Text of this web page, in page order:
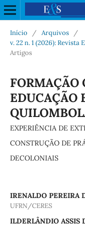
Início / Arquivos
/
v. 22 n. 1 (2026): Revista
Artigos
EDUCAÇÃO
EXPERIÊNCIA DE
CONSTRUÇÃO DE
DECOLONIAIS
IRENALDO PEREIRA
UFRN/CERES
ILDERLÂNDIO ASSIS